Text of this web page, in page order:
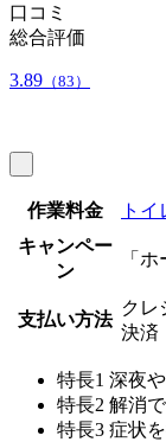
口コミ
総合評価
3.89 （83）
作業料金
ト
キャンペー
ン
「
支払い方法
クレ
決済
特長1 深夜
特長2 解消
特長3 症状